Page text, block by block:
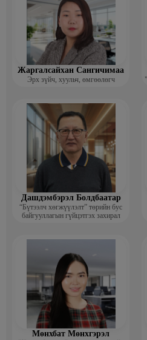
Жаргалсайхан Сангичимаа
Эрх зүйч, хуульч, өмгөөлөгч
Дашдэмбэрэл Болдбаатар
“Бүтээлч хөгжүүлэлт” төрийн бус
байгууллагын гүйцэтгэх захирал
Мөнхбат Мөнхгэрэл